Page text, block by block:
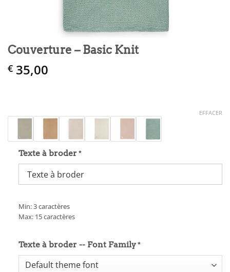
Couverture – Basic Knit
€ 35,00
EFFACER
Texte à broder*
Min: 3 caractères
Max: 15 caractères
Texte à broder -- Font Family*